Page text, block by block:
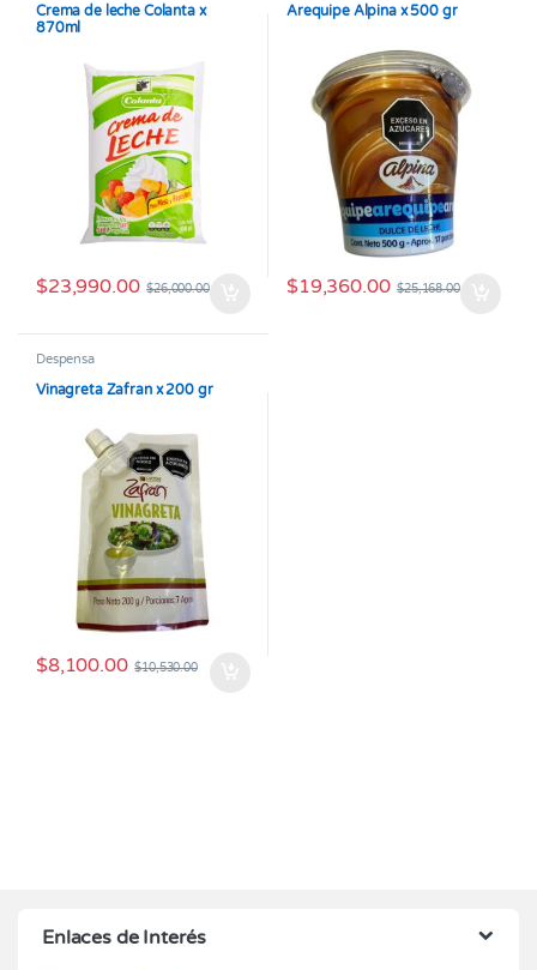
Crema de leche Colanta x
870ml
$23,990.00 $26,000.00
Arequipe Alpina x 500 gr
$19,360.00 $25,168.00
Despensa
Vinagreta Zafran x 200 gr
$8,100.00 $10,530.00
Enlaces de Interés